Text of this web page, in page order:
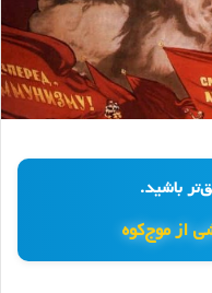
باشید.
از موج‌کوه